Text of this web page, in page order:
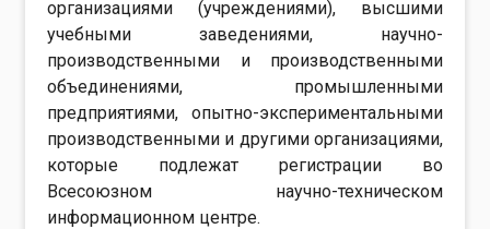
организациями (учреждениями), высшими
учебными заведениями, научно-
производственными и производственными
объединениями, промышленными
предприятиями, опытно-экспериментальными
производственными и другими организациями,
которые подлежат регистрации во
Всесоюзном научно-техническом
информационном центре.